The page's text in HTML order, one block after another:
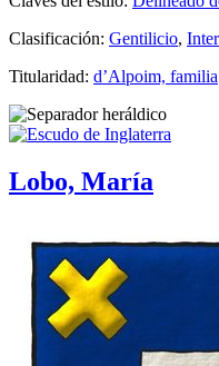
Clasificación: Gentilicio,
Titularidad: d’Alpoim, familia
Lobo, María